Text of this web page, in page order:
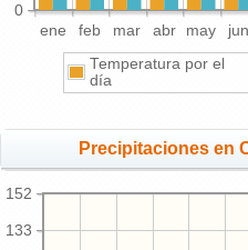
ene feb mar abr may jun
0
Temperatura por el
día
Precipitaciones en
133
152